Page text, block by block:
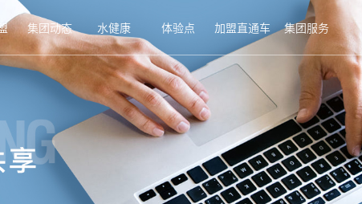
集团动态 水健康 体验点 加盟直通车 集团服务